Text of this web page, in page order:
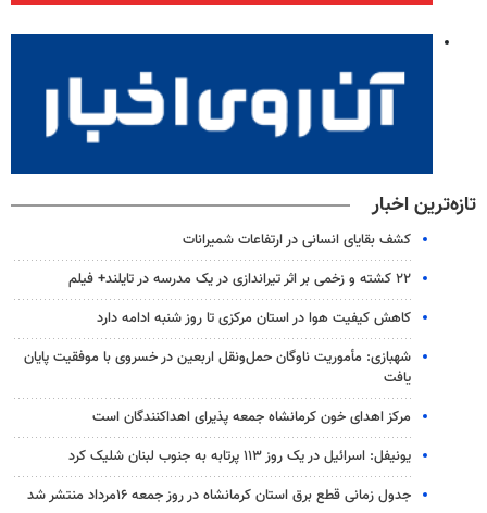
تازه‌ترین اخبار
کشف بقایای انسانی در ارتفاعات شمیرانات
۲۲ کشته و زخمی بر اثر تیراندازی در یک مدرسه در تایلند+ فیلم
کاهش کیفیت هوا در استان مرکزی تا روز شنبه ادامه دارد
شهبازی: مأموریت ناوگان حمل‌ونقل اربعین در خسروی با موفقیت پایان
یافت
مرکز اهدای خون کرمانشاه جمعه پذیرای اهداکنندگان است
یونیفل: اسرائیل در یک روز ۱۱۳ پرتابه به جنوب لبنان شلیک کرد
جدول زمانی قطع برق استان کرمانشاه در روز جمعه ۱۶مرداد منتشر شد